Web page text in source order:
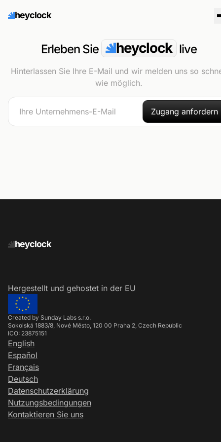
heyclock
Erleben Sie heyclock live
Hinterlassen Sie Ihre E-Mail und wir melden uns so
wie möglich.
Zugang anfordern
heyclock
Hergestellt und gehostet in der EU
Created by Sunday Labs s.r.o.
Sokolská 1883/8, Nové Město, 120 00 Praha 2, Czech Republic
ICO: 23875151
English
Español
Français
Deutsch
Datenschutzerklärung
Nutzungsbedingungen
Kontaktieren Sie uns